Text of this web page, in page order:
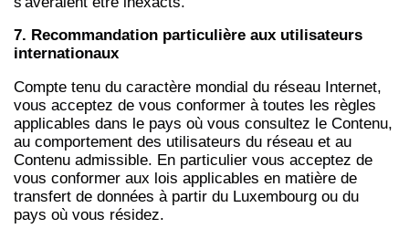
7. Recommandation particulière aux utilisateurs
internationaux
Compte tenu du caractère mondial du réseau Internet,
vous acceptez de vous conformer à toutes les règles
applicables dans le pays où vous consultez le Contenu,
au comportement des utilisateurs du réseau et au
Contenu admissible. En particulier vous acceptez de
vous conformer aux lois applicables en matière de
transfert de données à partir du Luxembourg ou du
pays où vous résidez.